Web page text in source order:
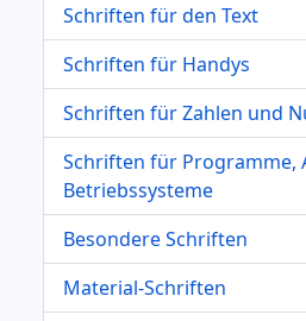
Schriften für den Text
Schriften für Handys
Schriften für Zahlen und
Schriften für Programme,
Betriebssysteme
Besondere Schriften
Material-Schriften